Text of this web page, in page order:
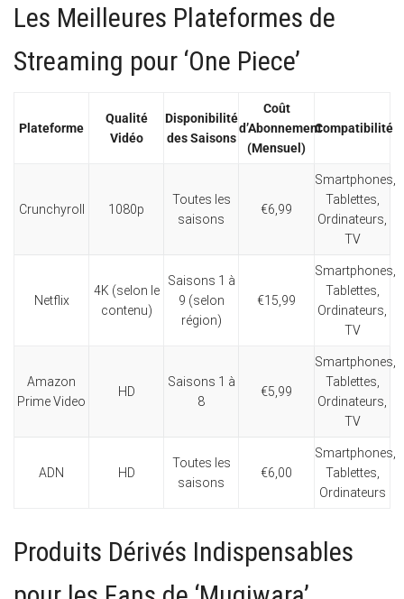
Les Meilleures Plateformes de
Streaming pour ‘One Piece’
Plateforme
Qualité
Vidéo
Disponibilité
des Saisons
Coût
d’Abonnement
(Mensuel)
Compatibilité
Crunchyroll 1080p
Toutes les
saisons
€6,99
Smartphones,
Tablettes,
Ordinateurs,
TV
Netflix
4K (selon le
contenu)
Saisons 1 à
9 (selon
région)
€15,99
Smartphones,
Tablettes,
Ordinateurs,
TV
Amazon
Prime Video
HD
Saisons 1 à
8
€5,99
Smartphones,
Tablettes,
Ordinateurs,
TV
ADN HD
Toutes les
saisons
€6,00
Smartphones,
Tablettes,
Ordinateurs
Produits Dérivés Indispensables